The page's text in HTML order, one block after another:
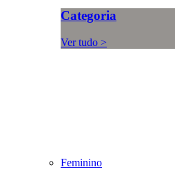
Categoria
Ver tudo >
Feminino